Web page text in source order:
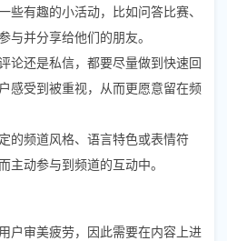
些有趣的小活动，比如问答比赛、
与并分享给他们的朋友。
论还是私信，都要尽量做到快速回
感受到被重视，从而更愿意留在频
的频道风格、语言特色或表情符
主动参与到频道的互动中。
户审美疲劳，因此需要在内容上进